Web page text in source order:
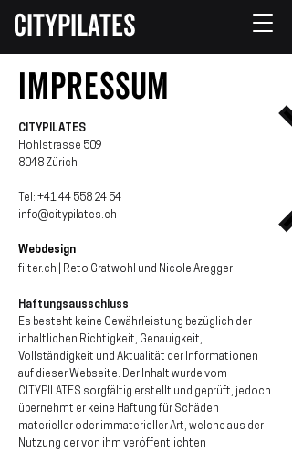
CITYPILATES
ImpRESSUM
CITYPILATES
Hohlstrasse 509
8048 Zürich
Tel: +41 44 558 24 54
info@citypilates.ch
Webdesign
filter.ch | Reto Gratwohl und Nicole Aregger
Haftungsausschluss
Es besteht keine Gewährleistung bezüglich der
inhaltlichen Richtigkeit, Genauigkeit,
Vollständigkeit und Aktualität der Informationen
auf dieser Webseite. Der Inhalt wurde vom
CITYPILATES sorgfä ltig erstellt und geprüft, jedoch
übernehmt er keine Haftung für Schäden
materieller oder immaterieller Art, welche aus der
Nutzung der von ihm veröffentlichten